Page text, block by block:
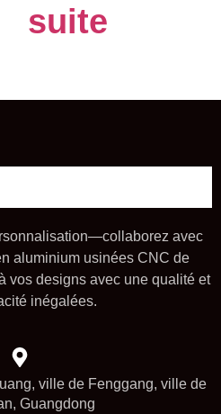
suite
avec
aluminium usinées CNC de
vos designs avec une qualité et
inégalées.
ville de Fenggang, ville de
Guangdong